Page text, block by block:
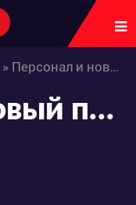
» Персонал и новый постер аниме «Grendizer U»
Персонал и новый постер аниме «Grendizer U»